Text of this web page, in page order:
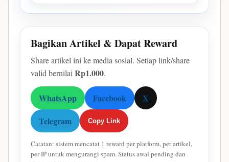
Bagikan Artikel & Dapat Reward
Share artikel ini ke media sosial. Setiap link/share
valid bernilai Rp1.000.
WhatsApp Facebook
X
Telegram
Copy Link
Catatan: sistem mencatat 1 reward per platform, per artikel,
per IP untuk mengurangi spam. Status awal pending dan